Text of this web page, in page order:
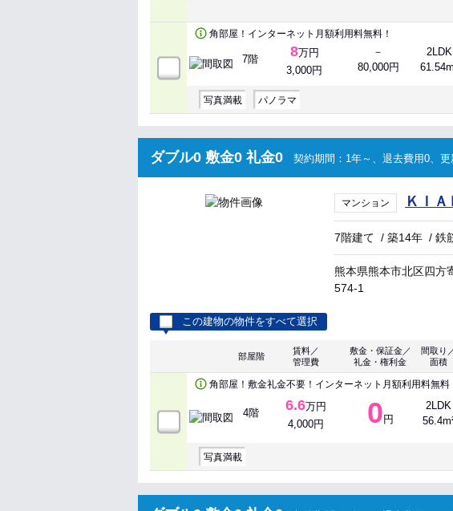
角部屋！インターネット月額利用料無料！
7階 8万円
3,000円
－
80,000円
2LDK
写真満載 パノラマ
ダブル0 敷金0 礼金0 契約期間：1年～、退去費用0、
マンション ＫＩ
7階建て /築14年 /鉄
熊本県熊本市北区四方
574-1
この建物の物件をすべて選択
部屋階
賃料／
管理費
敷金・保証金／
礼金・権利金
間取り
面積
角部屋！敷金礼金不要！インターネット月額利用料無料
4階 6.6万円
4,000円
0 円
2LDK
写真満載